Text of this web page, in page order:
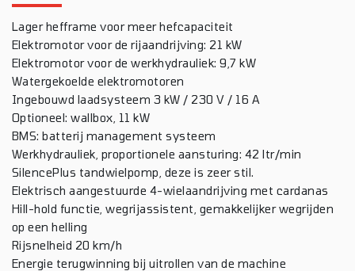
Lager hefframe voor meer hefcapaciteit
Elektromotor voor de rijaandrijving: 21 kW
Elektromotor voor de werkhydrauliek: 9,7 kW
Watergekoelde elektromotoren
Ingebouwd laadsysteem 3 kW / 230 V / 16 A
Optioneel: wallbox, 11 kW
BMS: batterij management systeem
Werkhydrauliek, proportionele aansturing: 42 ltr/min
SilencePlus tandwielpomp, deze is zeer stil.
Elektrisch aangestuurde 4-wielaandrijving met cardanas
Hill-hold functie, wegrijassistent, gemakkelijker wegrijden
op een helling
Rijsnelheid 20 km/h
Energie terugwinning bij uitrollen van de machine